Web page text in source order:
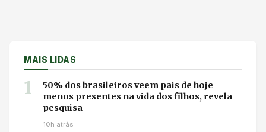
MAIS LIDAS
1
50% dos brasileiros veem pais de hoje
menos presentes na vida dos filhos, revela
pesquisa
10h atrás